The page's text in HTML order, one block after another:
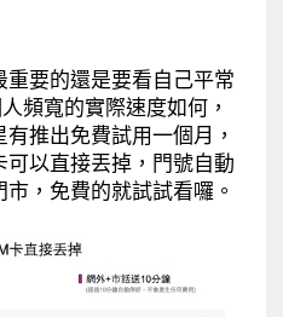
要的還是要看自己平常
頻寬的實際速度如何，
推出免費試用一個月，
以直接丟掉，門號自動
，免費的就試試看囉。